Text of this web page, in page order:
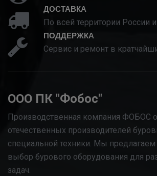
ДОСТАВКА
По всей территории России
ПОДДЕРЖКА
Сервис и ремонт в
ООО ПК "Фобос"
Производственная компания ФОБОС
отечественных производителей
специальной техники. Мы
выбор бурового оборудования для
задач.